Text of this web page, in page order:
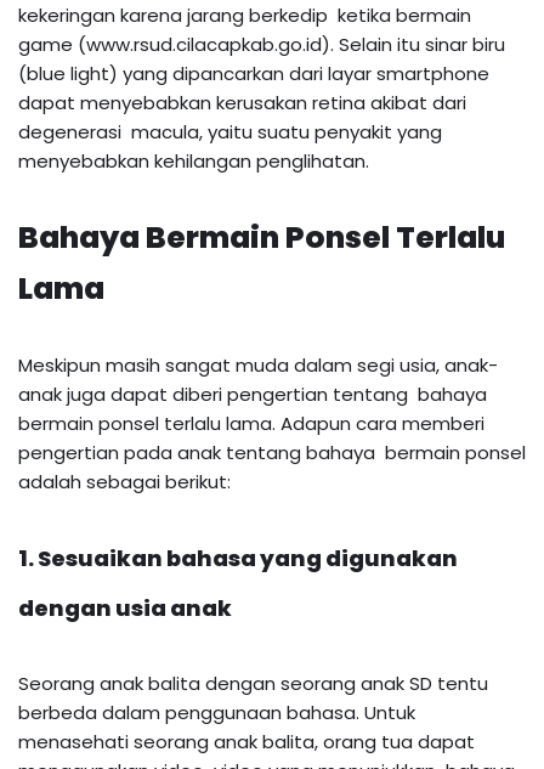
kekeringan karena jarang berkedip ketika bermain
game (www.rsud.cilacapkab.go.id). Selain itu sinar biru
(blue light) yang dipancarkan dari layar smartphone
dapat menyebabkan kerusakan retina akibat dari
degenerasi macula, yaitu suatu penyakit yang
menyebabkan kehilangan penglihatan.
Bahaya Bermain Ponsel Terlalu
Lama
Meskipun masih sangat muda dalam segi usia, anak-
anak juga dapat diberi pengertian tentang bahaya
bermain ponsel terlalu lama. Adapun cara memberi
pengertian pada anak tentang bahaya bermain ponsel
adalah sebagai berikut:
1. Sesuaikan bahasa yang digunakan
dengan usia anak
Seorang anak balita dengan seorang anak SD tentu
berbeda dalam penggunaan bahasa. Untuk
menasehati seorang anak balita, orang tua dapat